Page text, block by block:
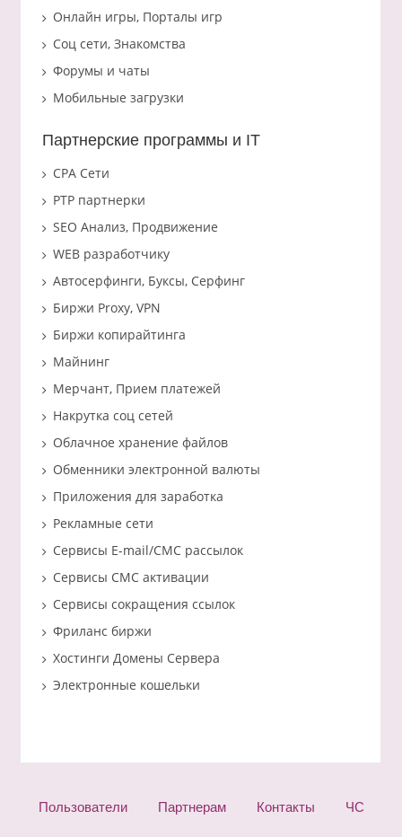
Онлайн игры, Порталы игр
Соц сети, Знакомства
Форумы и чаты
Мобильные загрузки
Партнерские программы и IT
CPA Сети
PTP партнерки
SEO Анализ, Продвижение
WEB разработчику
Автосерфинги, Буксы, Серфинг
Биржи Proxy, VPN
Биржи копирайтинга
Майнинг
Мерчант, Прием платежей
Накрутка соц сетей
Облачное хранение файлов
Обменники электронной валюты
Приложения для заработка
Рекламные сети
Сервисы E-mail/СМС рассылок
Сервисы СМС активации
Сервисы сокращения ссылок
Фриланс биржи
Хостинги Домены Сервера
Электронные кошельки
Пользователи Партнерам Контакты ЧС